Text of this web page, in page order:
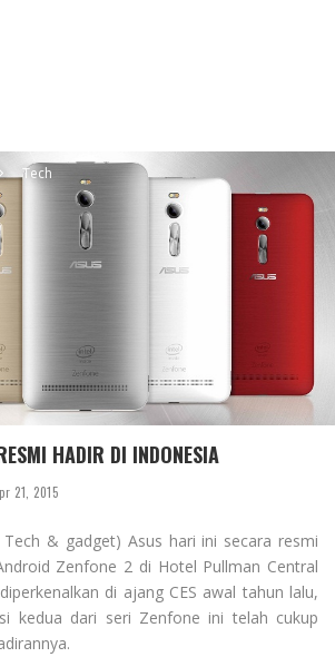
Tech
HADIR DI INDONESIA
21, 2015
& gadget) Asus hari ini secara resmi
Zenfone 2 di Hotel Pullman Central
di ajang CES awal tahun lalu,
kedua dari seri Zenfone ini telah cukup